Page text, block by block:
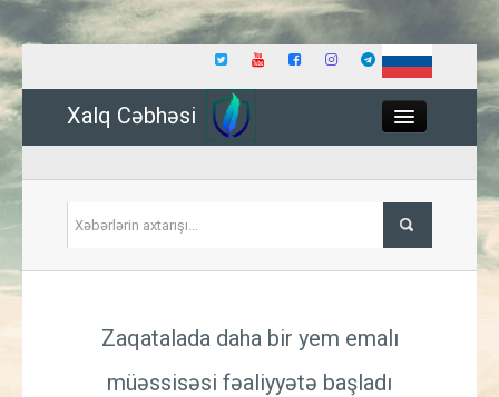
Xalq Cəbhəsi
İqtisadiyyat
Zaqatalada daha bir yem emalı
müəssisəsi fəaliyyətə başladı